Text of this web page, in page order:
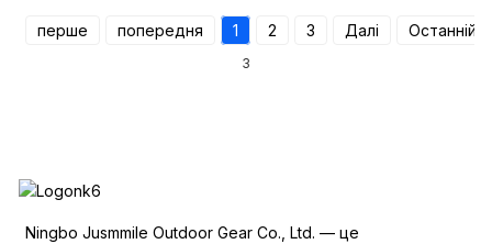
перше попередня 1 2 3 Далі Останній
3
Ningbo Jusmmile Outdoor Gear Co., Ltd. — це